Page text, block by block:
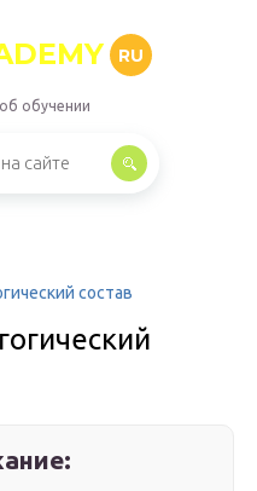
RU
обучении
состав